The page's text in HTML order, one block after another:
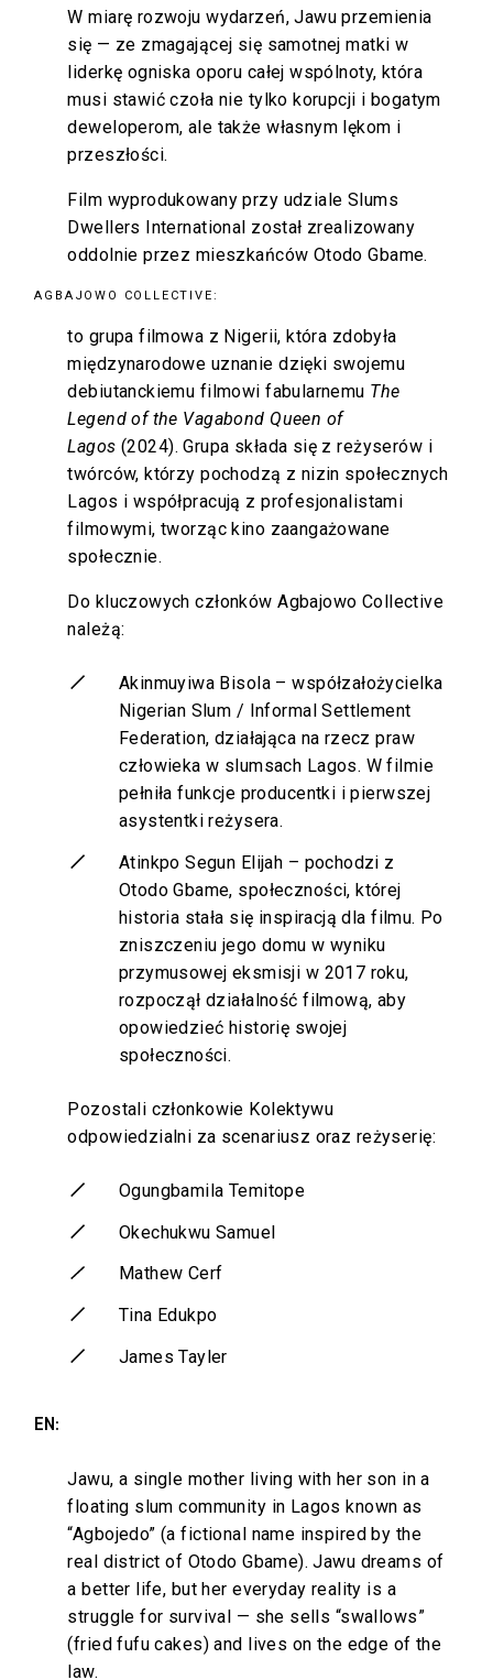
W miarę rozwoju wydarzeń, Jawu przemienia
się — ze zmagającej się samotnej matki w
liderkę ogniska oporu całej wspólnoty, która
musi stawić czoła nie tylko korupcji i bogatym
deweloperom, ale także własnym lękom i
przeszłości.
Film wyprodukowany przy udziale Slums
Dwellers International został zrealizowany
oddolnie przez mieszkańców Otodo Gbame.
AGBAJOWO COLLECTIVE:
to grupa filmowa z Nigerii, która zdobyła
międzynarodowe uznanie dzięki swojemu
debiutanckiemu filmowi fabularnemu The
Legend of the Vagabond Queen of
Lagos (2024). Grupa składa się z reżyserów i
twórców, którzy pochodzą z nizin społecznych
Lagos i współpracują z profesjonalistami
filmowymi, tworząc kino zaangażowane
społecznie.
Do kluczowych członków Agbajowo Collective
należą:
Akinmuyiwa Bisola – współzałożycielka
Nigerian Slum / Informal Settlement
Federation, działająca na rzecz praw
człowieka w slumsach Lagos. W filmie
pełniła funkcje producentki i pierwszej
asystentki reżysera.
Atinkpo Segun Elijah – pochodzi z
Otodo Gbame, społeczności, której
historia stała się inspiracją dla filmu. Po
zniszczeniu jego domu w wyniku
przymusowej eksmisji w 2017 roku,
rozpoczął działalność filmową, aby
opowiedzieć historię swojej
społeczności.
Pozostali członkowie Kolektywu
odpowiedzialni za scenariusz oraz reżyserię:
Ogungbamila Temitope
Okechukwu Samuel
Mathew Cerf
Tina Edukpo
James Tayler
EN:
Jawu, a single mother living with her son in a
floating slum community in Lagos known as
“Agbojedo” (a fictional name inspired by the
real district of Otodo Gbame). Jawu dreams of
a better life, but her everyday reality is a
struggle for survival — she sells “swallows”
(fried fufu cakes) and lives on the edge of the
law.